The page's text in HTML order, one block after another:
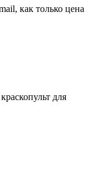
как только цена
для